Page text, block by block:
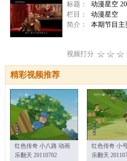
标题：
动漫星空
栏目：
动漫星空
简介：
本期节目主
视频打分
精彩视频推荐
红色传奇 小八路 动画
乐翻天 20110702
红色传奇 小
乐翻天